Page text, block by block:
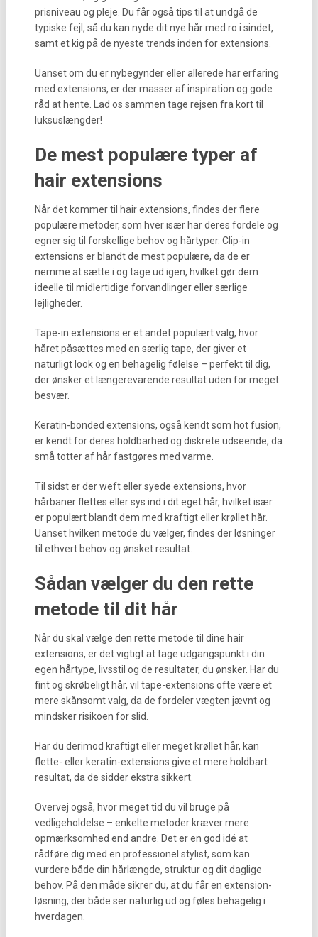
prisniveau og pleje. Du får også tips til at undgå de
typiske fejl, så du kan nyde dit nye hår med ro i sindet,
samt et kig på de nyeste trends inden for extensions.
Uanset om du er nybegynder eller allerede har erfaring
med extensions, er der masser af inspiration og gode
råd at hente. Lad os sammen tage rejsen fra kort til
luksuslængder!
De mest populære typer af
hair extensions
Når det kommer til hair extensions, findes der flere
populære metoder, som hver især har deres fordele og
egner sig til forskellige behov og hårtyper. Clip-in
extensions er blandt de mest populære, da de er
nemme at sætte i og tage ud igen, hvilket gør dem
ideelle til midlertidige forvandlinger eller særlige
lejligheder.
Tape-in extensions er et andet populært valg, hvor
håret påsættes med en særlig tape, der giver et
naturligt look og en behagelig følelse – perfekt til dig,
der ønsker et længerevarende resultat uden for meget
besvær.
Keratin-bonded extensions, også kendt som hot fusion,
er kendt for deres holdbarhed og diskrete udseende, da
små totter af hår fastgøres med varme.
Til sidst er der weft eller syede extensions, hvor
hårbaner flettes eller sys ind i dit eget hår, hvilket især
er populært blandt dem med kraftigt eller krøllet hår.
Uanset hvilken metode du vælger, findes der løsninger
til ethvert behov og ønsket resultat.
Sådan vælger du den rette
metode til dit hår
Når du skal vælge den rette metode til dine hair
extensions, er det vigtigt at tage udgangspunkt i din
egen hårtype, livsstil og de resultater, du ønsker. Har du
fint og skrøbeligt hår, vil tape-extensions ofte være et
mere skånsomt valg, da de fordeler vægten jævnt og
mindsker risikoen for slid.
Har du derimod kraftigt eller meget krøllet hår, kan
flette- eller keratin-extensions give et mere holdbart
resultat, da de sidder ekstra sikkert.
Overvej også, hvor meget tid du vil bruge på
vedligeholdelse – enkelte metoder kræver mere
opmærksomhed end andre. Det er en god idé at
rådføre dig med en professionel stylist, som kan
vurdere både din hårlængde, struktur og dit daglige
behov. På den måde sikrer du, at du får en extension-
løsning, der både ser naturlig ud og føles behagelig i
hverdagen.